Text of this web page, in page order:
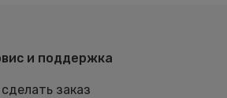
и поддержка
заказ